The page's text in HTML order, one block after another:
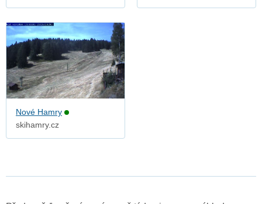
Nové Hamry
skihamry.cz